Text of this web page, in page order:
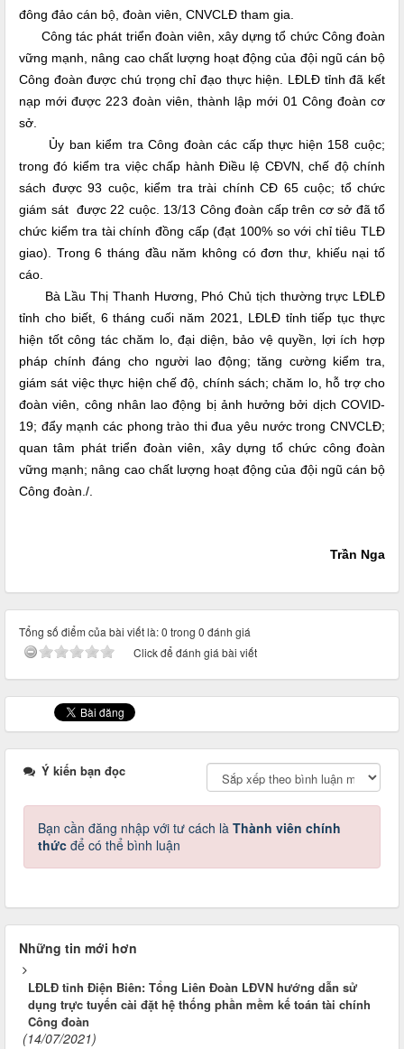
đông đảo cán bộ, đoàn viên, CNVCLĐ tham gia.
Công tác phát triển đoàn viên, xây dựng tổ chức Công đoàn
vững mạnh, nâng cao chất lượng hoạt động của đội ngũ cán bộ
Công đoàn được chú trọng chỉ đạo thực hiện. LĐLĐ tỉnh đã kết
nạp mới được 223 đoàn viên, thành lập mới 01 Công đoàn cơ
sở.
Ủy ban kiểm tra Công đoàn các cấp thực hiện 158 cuộc;
trong đó kiểm tra việc chấp hành Điều lệ CĐVN, chế độ chính
sách được 93 cuộc, kiểm tra trài chính CĐ 65 cuộc; tổ chức
giám sát được 22 cuộc. 13/13 Công đoàn cấp trên cơ sở đã tổ
chức kiểm tra tài chính đồng cấp (đạt 100% so với chỉ tiêu TLĐ
giao). Trong 6 tháng đầu năm không có đơn thư, khiếu nại tố
cáo.
Bà Lầu Thị Thanh Hương, Phó Chủ tịch thường trực LĐLĐ
tỉnh cho biết, 6 tháng cuối năm 2021, LĐLĐ tỉnh tiếp tục thực
hiện tốt công tác chăm lo, đại diện, bảo vệ quyền, lợi ích hợp
pháp chính đáng cho người lao động; tăng cường kiểm tra,
giám sát việc thực hiện chế độ, chính sách; chăm lo, hỗ trợ cho
đoàn viên, công nhân lao động bị ảnh hưởng bởi dịch COVID-
19; đẩy mạnh các phong trào thi đua yêu nước trong CNVCLĐ;
quan tâm phát triển đoàn viên, xây dựng tổ chức công đoàn
vững mạnh; nâng cao chất lượng hoạt động của đội ngũ cán bộ
Công đoàn./.
Trần Nga
Tổng số điểm của bài viết là: 0 trong 0 đánh giá
Click để đánh giá bài viết
Ý kiến bạn đọc
Bạn cần đăng nhập với tư cách là Thành viên chính
thức để có thể bình luận
Những tin mới hơn
LĐLĐ tỉnh Điện Biên: Tổng Liên Đoàn LĐVN hướng dẫn sử
dụng trực tuyến cài đặt hệ thống phần mềm kế toán tài chính
Công đoàn
(14/07/2021)